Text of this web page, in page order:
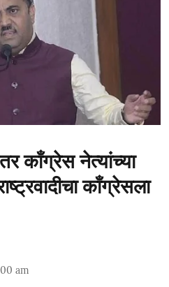
काँग्रेस नेत्यांच्या
काँग्रेसला
am